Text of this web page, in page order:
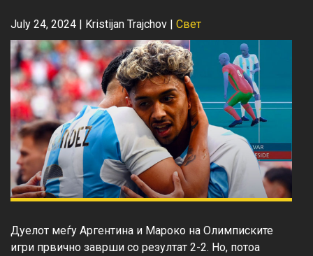
July 24, 2024 | Kristijan Trajchov | Свет
Дуелот меѓу Аргентина и Мароко на Олимписките
игри првично заврши со резултат 2-2. Но, потоа